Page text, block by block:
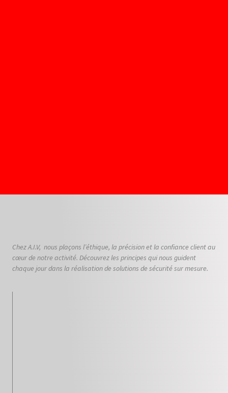
Chez A.I.V, nous plaçons l’éthique, la précision et la confiance client au
cœur de notre activité. Découvrez les principes qui nous guident
chaque jour dans la réalisation de solutions de sécurité sur mesure.